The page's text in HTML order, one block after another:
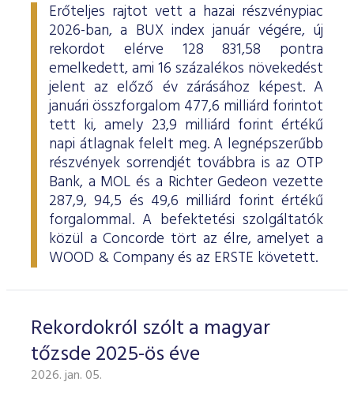
Erőteljes rajtot vett a hazai részvénypiac
2026-ban, a BUX index január végére, új
rekordot elérve 128 831,58 pontra
emelkedett, ami 16 százalékos növekedést
jelent az előző év zárásához képest. A
januári összforgalom 477,6 milliárd forintot
tett ki, amely 23,9 milliárd forint értékű
napi átlagnak felelt meg. A legnépszerűbb
részvények sorrendjét továbbra is az OTP
Bank, a MOL és a Richter Gedeon vezette
287,9, 94,5 és 49,6 milliárd forint értékű
forgalommal. A befektetési szolgáltatók
közül a Concorde tört az élre, amelyet a
WOOD & Company és az ERSTE követett.
Rekordokról szólt a magyar
tőzsde 2025-ös éve
2026. jan. 05.